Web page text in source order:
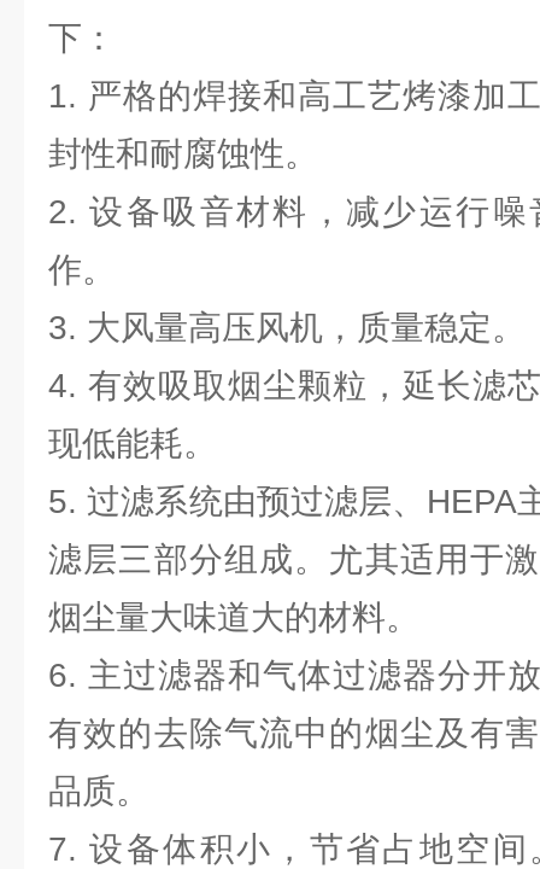
下：
1. 严格的焊接和高工艺烤漆加
封性和耐腐蚀性。
2. 设备吸音材料，减少运行
作。
3. 大风量高压风机，质量稳定。
4. 有效吸取烟尘颗粒，延长滤
现低能耗。
5. 过滤系统由预过滤层、HEPA
滤层三部分组成。尤其适用于
烟尘量大味道大的材料。
6. 主过滤器和气体过滤器分开
有效的去除气流中的烟尘及有
品质。
7. 设备体积小，节省占地空